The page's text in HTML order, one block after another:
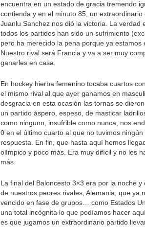
encuentra en un estado de gracia tremendo
contienda y en el minuto 85, un extraordinario
Juanlu Sanchez nos dió la victoria. La verdad
todos los partidos han sido un sufrimiento
pero ha merecido la pena porque ya estamos
Nuestro rival será Francia y va a ser muy
ganarles en casa.
En hockey hierba femenino tocaba cuartos
el mismo rival al que ayer ganamos en
desgracia en esta ocasión las tornas se
un partido áspero, espeso, de masticar
como ninguno, insufrible como nunca, nos
0 en el último cuarto al que no tuvimos ningún
respuesta. En fin, que hasta aquí hemos
olímpico y poco más. Era muy difícil y no les
más.
La final del Baloncesto 3×3 era por la noche y
de nuestros peores rivales, Alemania, que ya
vencido en fase de grupos… como Estados
una total incógnita lo que podíamos hacer
es que jugamos un extraordinario partido